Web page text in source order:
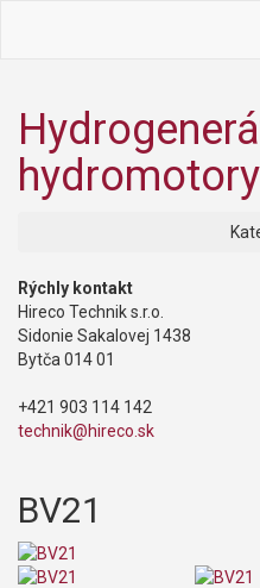
hydromotory
Rýchly kontakt
Hireco Technik s.r.o.
Sidonie Sakalovej 1438
Bytča 014 01
+421 903 114 142
technik@hireco.sk
BV21